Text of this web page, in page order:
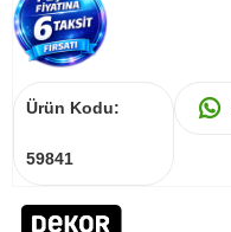
Ürün Kodu:
59841